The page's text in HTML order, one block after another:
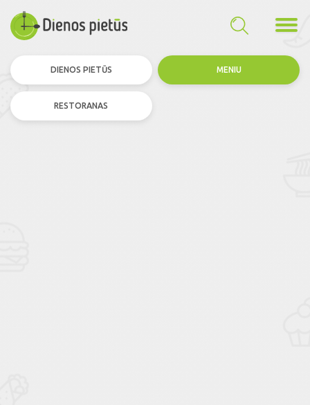
DIENOS PIETŪS MENIU
RESTORANAS